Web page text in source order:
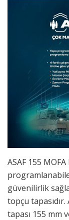
ASAF 155
güvenilirlik
topçu tapasıdır.
tapası 155 mm